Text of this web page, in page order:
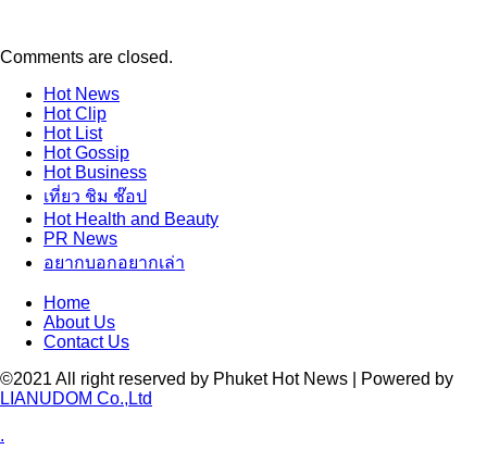
Comments are closed.
HotNews
HotClip
HotList
HotGossip
HotBusiness
เที่ยว ชิม ช๊อป
HotHealth and Beauty
PR News
อยากบอกอยากเล่า
Home
About Us
Contact Us
©2021 All right reserved by Phuket Hot News | Powered by
LIANUDOM Co.,Ltd
.